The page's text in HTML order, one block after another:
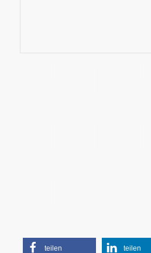
teilen teilen